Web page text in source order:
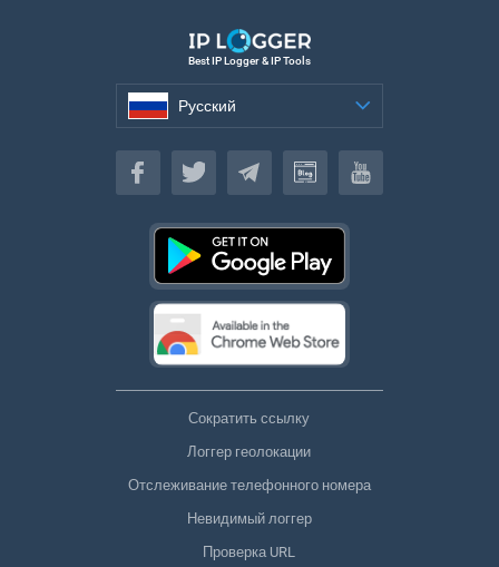
Best IP Logger & IP Tools
Русский
Русский
Сократить ссылку
Логгер геолокации
Отслеживание телефонного номера
Невидимый логгер
Проверка URL